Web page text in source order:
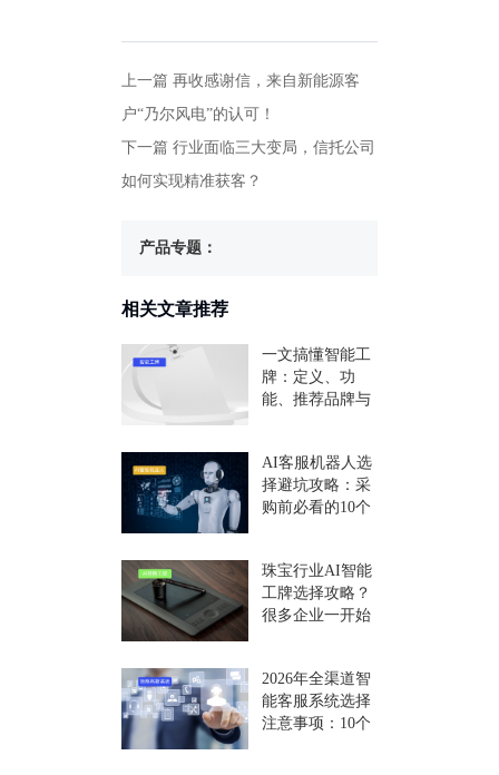
上一篇 再收感谢信，来自新能源客
户“乃尔风电”的认可！
下一篇 行业面临三大变局，信托公司
如何实现精准获客？
产品专题：
相关文章推荐
一文搞懂智能工
牌：定义、功
能、推荐品牌与
AI客服机器人选
择避坑攻略：采
购前必看的10个
珠宝行业AI智能
工牌选择攻略？
很多企业一开始
2026年全渠道智
能客服系统选择
注意事项：10个